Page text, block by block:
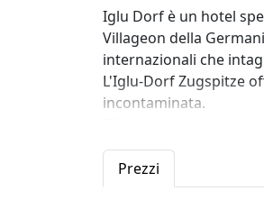
Iglu Dorf è un hotel
Villageon della
internazionali che
L'Iglu-Dorf Zugspitze
incontaminata.
Gli ospiti possono
fino a sei persone,
L'hotel dispone di un
Con la vostra
Prezzi